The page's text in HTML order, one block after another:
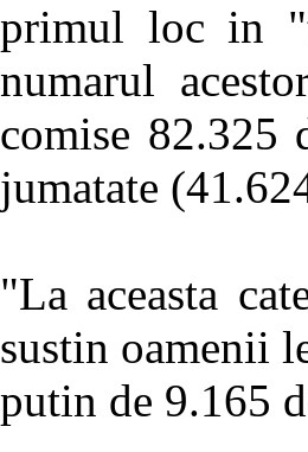
primul loc in
numarul
comise 82.325
jumatate
"La aceasta
sustin oamenii
putin de 9.165